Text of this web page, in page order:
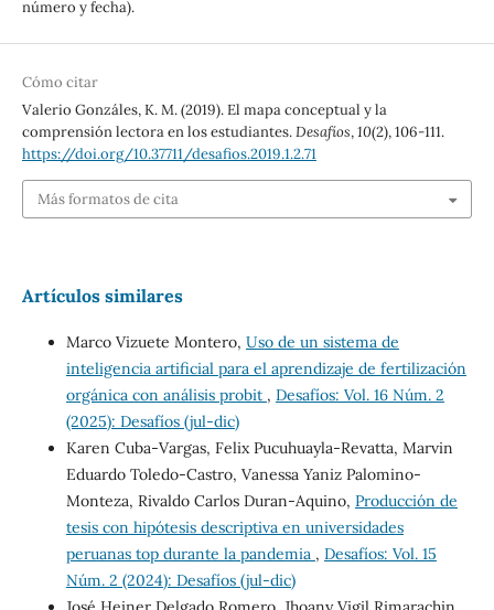
número y fecha).
Cómo citar
Valerio Gonzáles, K. M. (2019). El mapa conceptual y la
comprensión lectora en los estudiantes.Desafíos,10(2), 106-111.
https://doi.org/10.37711/desafios.2019.1.2.71
Más formatos de cita
Artículos similares
Marco Vizuete Montero, Uso de un sistema de
inteligencia artificial para el aprendizaje de fertilización
orgánica con análisis probit , Desafíos: Vol. 16 Núm. 2
(2025): Desafíos (jul-dic)
Karen Cuba-Vargas, Felix Pucuhuayla-Revatta, Marvin
Eduardo Toledo-Castro, Vanessa Yaniz Palomino-
Monteza, Rivaldo Carlos Duran-Aquino, Producción de
tesis con hipótesis descriptiva en universidades
peruanas top durante la pandemia , Desafíos: Vol. 15
Núm. 2 (2024): Desafíos (jul-dic)